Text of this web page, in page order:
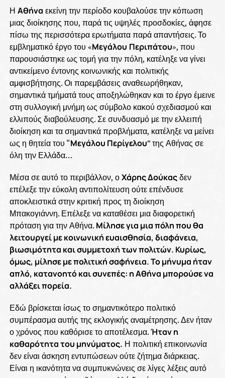
Η Αθήνα εκείνη την περίοδο κουβαλούσε την κόπωση
μιας διοίκησης που, παρά τις υψηλές προσδοκίες, άφησε
πίσω της περισσότερα ερωτήματα παρά απαντήσεις. Το
εμβληματικό έργο του «Μεγάλου Περιπάτου», που
παρουσιάστηκε ως τομή για την πόλη, κατέληξε να γίνει
αντικείμενο έντονης κοινωνικής και πολιτικής
αμφισβήτησης. Οι παρεμβάσεις αναθεωρήθηκαν,
σημαντικά τμήματά τους αποξηλώθηκαν και το έργο έμεινε
στη συλλογική μνήμη ως σύμβολο κακού σχεδιασμού και
ελλιπούς διαβούλευσης. Σε συνδυασμό με την ελλειπή
διοίκηση και τα σημαντικά προβλήματα, κατέληξε να μείνει
ως η θητεία του “Μεγάλου Περίγελου” της Αθήνας σε
όλη την Ελλάδα…
Μέσα σε αυτό το περιβάλλον, οΧάρης Δούκαςδεν
επέλεξε την εύκολη αντιπολίτευση ούτε επένδυσε
αποκλειστικά στην κριτική προς τη διοίκηση
Μπακογιάννη. Επέλεξε να καταθέσει μια διαφορετική
πρόταση για την Αθήνα. Μίλησε για μια πόλη που θα
λειτουργεί με κοινωνική ευαισθησία, διαφάνεια,
βιωσιμότητα και συμμετοχή των πολιτών. Κυρίως,
όμως, μίλησε με πολιτική σαφήνεια. Το μήνυμα ήταν
απλό, κατανοητό και συνεπές: η Αθήνα μπορούσε να
αλλάξει πορεία.
Εδώ βρίσκεται ίσως το σημαντικότερο πολιτικό
συμπέρασμα αυτής της εκλογικής αναμέτρησης. Δεν ήταν
ο χρόνος που καθόρισε το αποτέλεσμα.Ήταν η
καθαρότητα του μηνύματος. Η πολιτική επικοινωνία
δεν είναι άσκηση εντυπώσεων ούτε ζήτημα διάρκειας.
Είναι η ικανότητα να συμπυκνώνεις σε λίγες λέξεις αυτό